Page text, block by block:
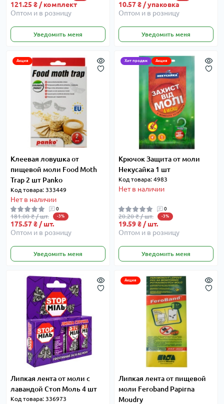
121.25 ₴ / комплект
Оптом и в розницу
Уведомить меня
10.57 ₴ / упаковка
Оптом и в розницу
Уведомить меня
Акция
Клеевая ловушка от
пищевой моли Food Moth
Trap 2 шт Panko
Код товара: 333449
Нет в наличии
0
181.00 ₴ / шт. -3%
175.57 ₴ / шт.
Оптом и в розницу
Уведомить меня
Хит продаж Акция
Крючок Защита от моли
Некусайка 1 шт
Код товара: 4983
Нет в наличии
0
20.20 ₴ / шт. -3%
19.59 ₴ / шт.
Оптом и в розницу
Уведомить меня
Липкая лента от моли с
лавандой Стоп Моль 4 шт
Код товара: 336973
Акция
Липкая лента от пищевой
моли Feroband Papirna
Moudry